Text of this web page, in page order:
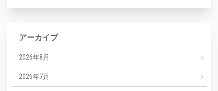
アーカイブ
2026年8月
2026年7月